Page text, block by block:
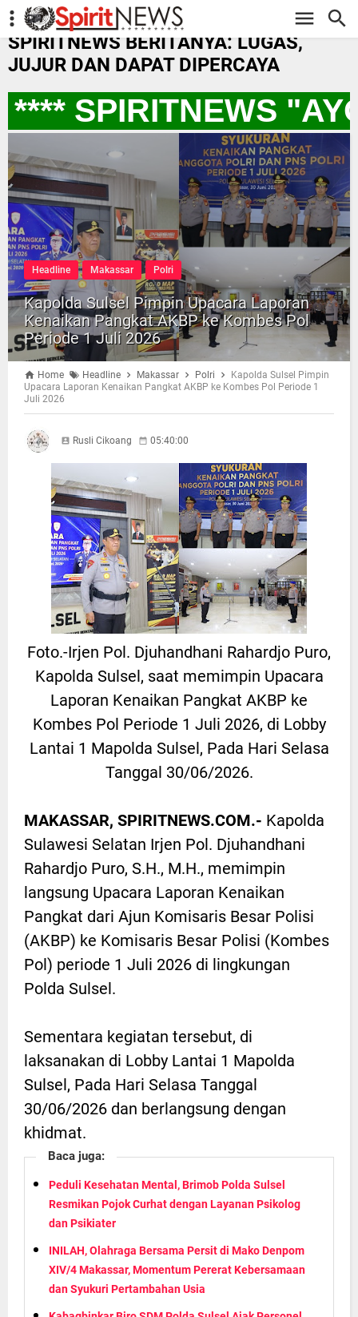
-->
SPIRITNEWS BERITANYA: LUGAS,
JUJUR DAN DAPAT DIPERCAYA
SPIRITNEWS "AYO
Headline Makassar Polri
Kapolda Sulsel Pimpin Upacara Laporan
Kenaikan Pangkat AKBP ke Kombes Pol
Periode 1 Juli 2026
Home Headline Makassar Polri
Kapolda Sulsel Pimpin
Upacara Laporan Kenaikan Pangkat AKBP ke Kombes Pol Periode 1
Juli 2026
Rusli Cikoang 05:40:00
Foto.-Irjen Pol. Djuhandhani Rahardjo Puro,
Kapolda Sulsel, saat memimpin Upacara
Laporan Kenaikan Pangkat AKBP ke
Kombes Pol Periode 1 Juli 2026, di Lobby
Lantai 1 Mapolda Sulsel, Pada Hari Selasa
Tanggal 30/06/2026.
MAKASSAR, SPIRITNEWS.COM.- Kapolda
Sulawesi Selatan Irjen Pol. Djuhandhani
Rahardjo Puro, S.H., M.H., memimpin
langsung Upacara Laporan Kenaikan
Pangkat dari Ajun Komisaris Besar Polisi
(AKBP) ke Komisaris Besar Polisi (Kombes
Pol) periode 1 Juli 2026 di lingkungan
Polda Sulsel.
Sementara kegiatan tersebut, di
laksanakan di Lobby Lantai 1 Mapolda
Sulsel, Pada Hari Selasa Tanggal
30/06/2026 dan berlangsung dengan
khidmat.
Baca juga:
Peduli Kesehatan Mental, Brimob Polda Sulsel
Resmikan Pojok Curhat dengan Layanan Psikolog
dan Psikiater
INILAH, Olahraga Bersama Persit di Mako Denpom
XIV/4 Makassar, Momentum Pererat Kebersamaan
dan Syukuri Pertambahan Usia